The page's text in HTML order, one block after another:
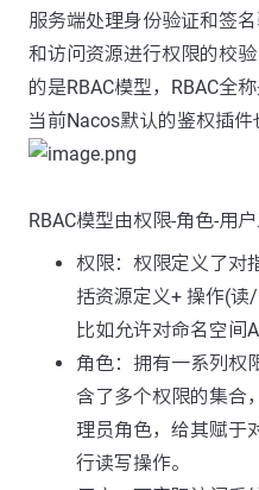
服务端处理身份验证和签
和访问资源进行权限的校
的是RBAC模型，RBAC全
当前Nacos默认的鉴权插件
RBAC模型由权限-角色-用
权限：权限定义了对
括资源定义+ 操作(读
比如允许对命名空间
角色：拥有一系列权
含了多个权限的集合
理员角色，给其赋于
行读写操作。